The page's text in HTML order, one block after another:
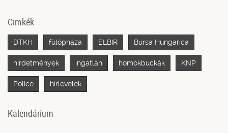
Cimkék
DTKH fülöpháza ELBIR Bursa Hungarica
hirdetmények ingatlan homokbuckák KNP
Police hírlevelek
Kalendárium